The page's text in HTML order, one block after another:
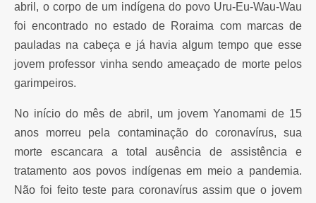
abril, o corpo de um indígena do povo Uru-Eu-Wau-Wau
foi encontrado no estado de Roraima com marcas de
pauladas na cabeça e já havia algum tempo que esse
jovem professor vinha sendo ameaçado de morte pelos
garimpeiros.
No início do mês de abril, um jovem Yanomami de 15
anos morreu pela contaminação do coronavírus, sua
morte escancara a total ausência de assistência e
tratamento aos povos indígenas em meio a pandemia.
Não foi feito teste para coronavírus assim que o jovem